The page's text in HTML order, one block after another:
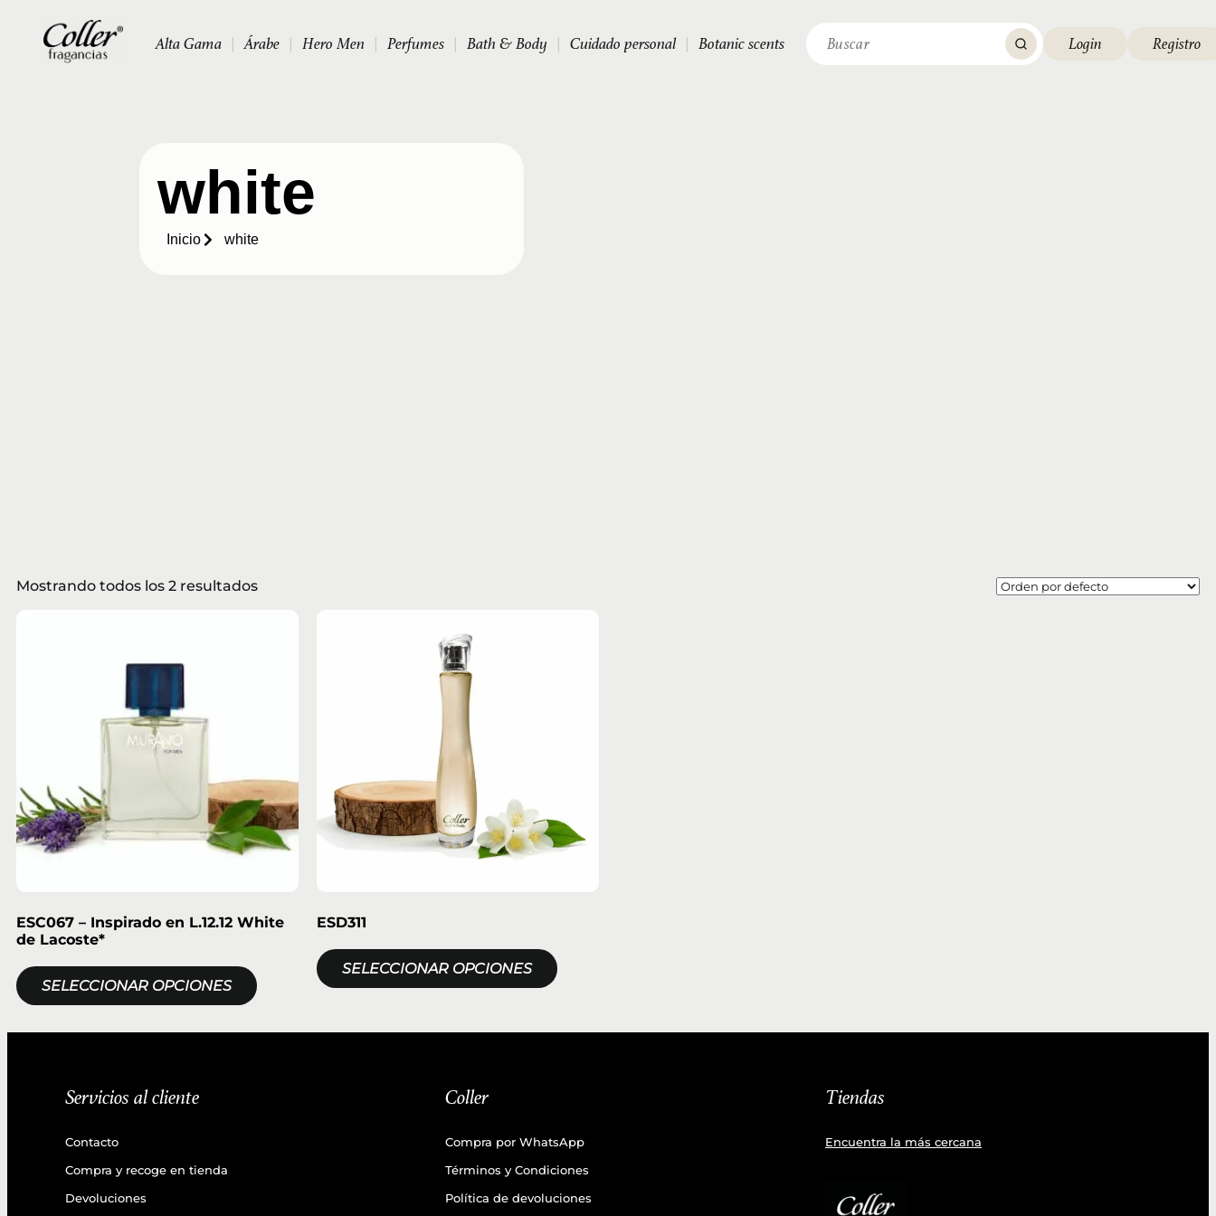
Alta Gama Árabe Hero Men Perfumes Bath & Body Cuidado personal Botanic scents Login Registro
white
Inicio white
Mostrando todos los 2 resultados
ESC067 – Inspirado en L.12.12 White
de Lacoste*
SELECCIONAR OPCIONES
ESD311
SELECCIONAR OPCIONES
Servicios al cliente
Contacto
Compra y recoge en tienda
Devoluciones
Coller
Compra por WhatsApp
Términos y Condiciones
Política de devoluciones
Tiendas
Encuentra la más cercana